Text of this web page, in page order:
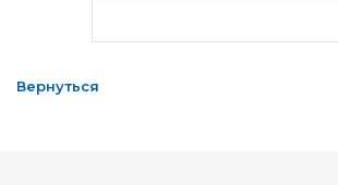
Вернуться